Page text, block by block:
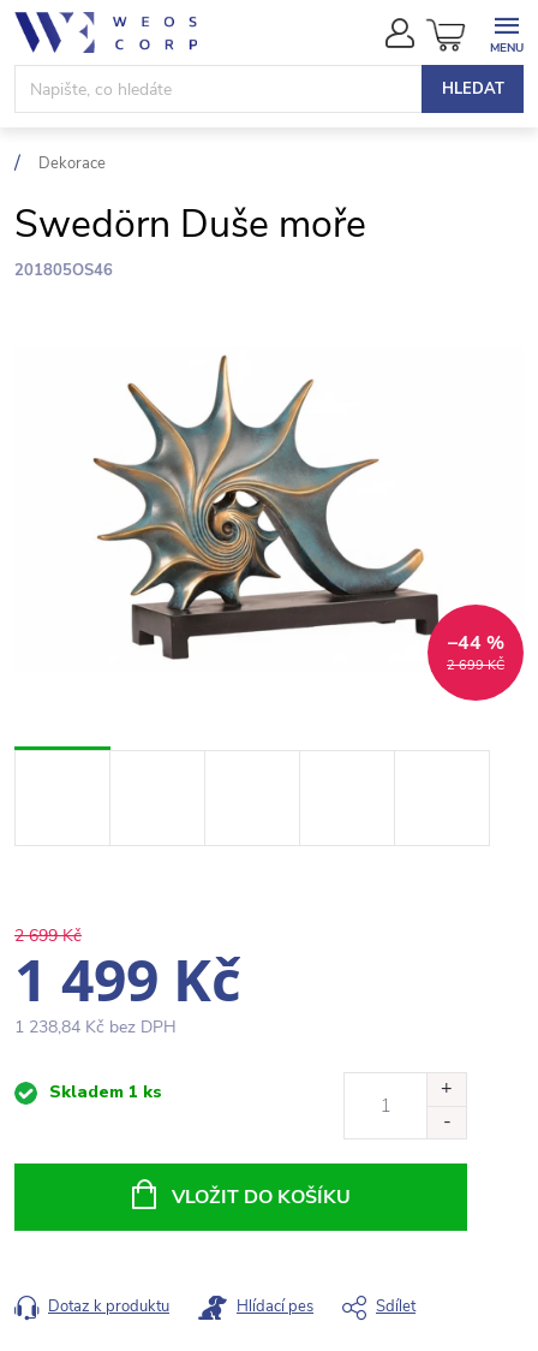
Přejít
obsah
HLEDAT
NÁKUPNÍ
KOŠÍK
Dekorace
Swedörn Duše moře
201805OS46
2 699 KČ
–44 %
2 699 Kč
1 499 Kč
1 238,84 Kč bez DPH
MěrnáSkladem 1 ks
VLOŽIT DO KOŠÍKU
Dotaz k produktu Hlídací pes Sdílet